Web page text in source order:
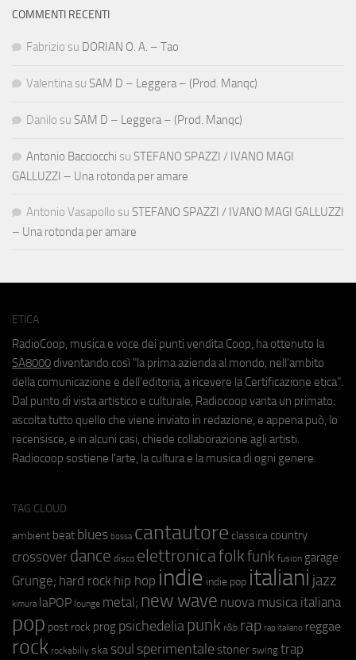
COMMENTI RECENTI
Fabrizio su DORIAN O. A. – Tao
Valentina su SAM D – Leggera – (Prod. Manqc)
Danilo su SAM D – Leggera – (Prod. Manqc)
Antonio Bacciocchi su STEFANO SPAZZI / IVANO MAGI
GALLUZZI – Una rotonda per amare
Antonio Vasapollo su STEFANO SPAZZI / IVANO MAGI GALLUZZI
– Una rotonda per amare
ETICA
RadioCoop, musica e voce dei punti vendita Coop, ha ottenuto la
SA8000 diventando così "la prima azienda al mondo, nell'ambito
della comunicazione e dell'editoria, a ricevere la Certificazione etica".
Dal punto di vista artistico e culturale, Radiocoop vanta un primato:
ascolta tutto quello che viene inviato in redazione, e appena può, lo
recensisce, e in alcuni casi, chiede collaborazione agli artisti.
Radiocoop sostiene l'arte, la cultura e la musica di ogni genere.
TAG CLOUD
ambient beat blues bossa cantautore classica country
crossover dance disco elettronicafolkfunk fusion garage
Grunge; hard rock hip hop indie indie pop italiani jazz
kimura laPOP lounge metal; new wave nuova musica italiana
pop post rock prog psichedeliapunk r&b rap rap italiano reggae
rock rockabilly ska soul sperimentale stoner swing trap